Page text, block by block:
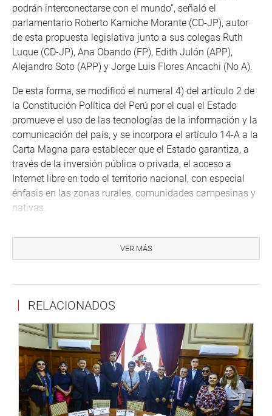
podrán interconectarse con el mundo”, señaló el
parlamentario Roberto Kamiche Morante (CD-JP), autor
de esta propuesta legislativa junto a sus colegas Ruth
Luque (CD-JP), Ana Obando (FP), Edith Julón (APP),
Alejandro Soto (APP) y Jorge Luis Flores Ancachi (No A).
De esta forma, se modificó el numeral 4) del artículo 2 de
la Constitución Política del Perú por el cual el Estado
promueve el uso de las tecnologías de la información y la
comunicación del país, y se incorpora el artículo 14-A a la
Carta Magna para establecer que el Estado garantiza, a
través de la inversión pública o privada, el acceso a
Internet libre en todo el territorio nacional, con especial
énfasis en las zonas rurales, comunidades campesinas y
nativas.
VER MÁS
RELACIONADOS